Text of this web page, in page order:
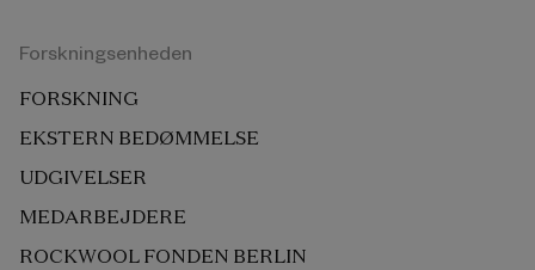
Forskningsenheden
FORSKNING
EKSTERN BEDØMMELSE
UDGIVELSER
MEDARBEJDERE
ROCKWOOL FONDEN BERLIN